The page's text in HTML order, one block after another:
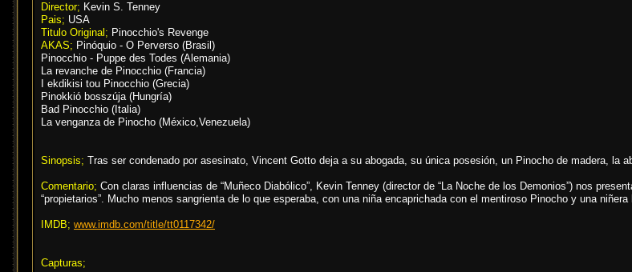
Director; Kevin S. Tenney
Pais; USA
Titulo Original; Pinocchio's Revenge
AKAS; Pinóquio - O Perverso (Brasil)
Pinocchio - Puppe des Todes (Alemania)
La revanche de Pinocchio (Francia)
I ekdikisi tou Pinocchio (Grecia)
Pinokkió bosszúja (Hungría)
Bad Pinocchio (Italia)
La venganza de Pinocho (México,Venezuela)
Sinopsis; Tras ser condenado por asesinato, Vincent Gotto deja a su abogada, su única posesión, un Pinocho de madera, la
Comentario; Con claras influencias de “Muñeco Diabólico”, Kevin Tenney (director de “La Noche de los Demonios”) nos
“propietarios”. Mucho menos sangrienta de lo que esperaba, con una niña encaprichada con el mentiroso Pinocho y una
IMDB; www.imdb.com/title/tt0117342/
Capturas;